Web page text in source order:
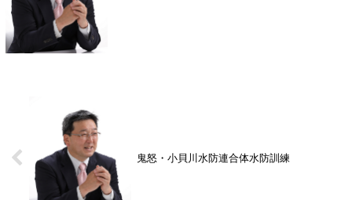
鬼怒・小貝川水防連合体水防訓練